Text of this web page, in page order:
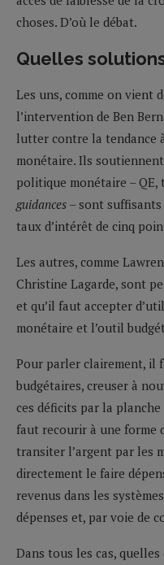
choses. D’où le débat.
Quelles
Les uns, comme on vient
l’intervention de Ben
lutter contre la tendance
monétaire. Ils
politique monétaire – QE,
guidances – sont
taux d’intérêt de cinq
Les autres, comme
Christine Lagarde, sont
et qu’il faut accepter
monétaire et l’outil
Pour parler clairement, il
budgétaires, creuser à
ces déficits par la
faut recourir à une forme
transiter l’argent par les
directement le faire
revenus dans les
dépenses et, par voie de
Dans tous les cas,